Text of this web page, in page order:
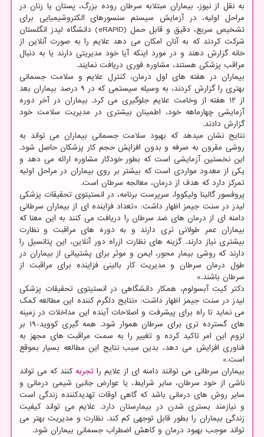
به نقل از نیوز، بیماران مبتلابه سرطان روده بزرگ، پستان یا زنان در
مراحل اولیه، در آزمایش سیستم سنسورهای الکتروشیمیایی برای
تشخیص سریع، دقیق و قابل حمل (eRAPID) دانشگاه لیدز انگلستان
شرکت کردند که به آنان امکان می دهد علایم را به صورت آنلاین از
خانه گزارش دهند و در مورد اینکه آیا خود مدیریتی دارند یا به دنبال
مراقب پزشکی هستند، مشاوره فوری دریافت نمایند.
بیماران در هفته های اول درمان، کنترل علایم و سلامت جسمانی
بهتری را گزارش کردند، به وسیله سیستمی که در ۹ درصد بیماران بعد
از ۱۲ هفته از وخامت علایم جلوگیری می کرد. بیماران در آخر دوره
آزمایشی چهارماهه خود، اطمینان بیشتری در مدیریت سلامت خود
گزارش دادند.
نتایج نشان میدهد که بهبود سلامت جسمانی بیماران می تواند به
روشی مقرون به صرفه و بدون افزایش حجم کار پزشکان حاصل شود.
این نخستین آزمایشی است که بطور خودکار مشاوره ارائه می دهد و
یکی از معدود مواردی است که بیشتر بر روی بیماران در مراحل اولیه
تمرکز دارد که هدف از درمان، معالجه سرطان است.
پروفسور گالینا ولیکووا، سرپرست برنامه، در انستیتوی تحقیقات پزشکی
لیدز در سنت جیمز اظهار داشت: «تعداد فزاینده ای از بیماران سرطانی
دامنه ای از درمان های ضد سرطان را دریافت می کنند به این معنا که
بیماران عمر طولانی تری دارند و به دوره های مراقبت و نظارت
بیشتری نیاز دارند. گزینه های نظارت ازراه دور آنلاین، این پتانسیل را
دارند که روشی بیمار محور، ایمن و موثر برای پشتیبانی از بیماران در
طول درمان سرطان و مدیریت کار بالینی فزاینده برای مراقبت از
سرطان باشند.»
دکتر کیت آبسولوم، همکار دانشگاهی در انستیتوی تحقیقات پزشکی
لیدز در سنت جیمز اظهار داشت: «نتایج دلگرم کننده این مطالعه کمک
می نماید تا راه برای پیشرفت و اصلاحات آینده این مداخلات در زمینه
های گسترده تری برای سرطان هموار شود. همه گیری کووید-۱۹ بر
لزوم این امر تاکید کرده و تغییر را به سمت مراقبت های مجهز به
فناوری افزایش می دهد، بدین سبب نتایج این مطالعه بسیار بموقع
است.»
بیماران سرطانی می توانند دامنه ای از علایم را تجربه کنند که می تواند
ناشی از خود سرطان، سایر شرایط، یا عوارض جانبی شیمی درمانی و
سایر روش های درمانی باشد که گاهی اوقات تهدیدکننده زندگی است
و نیازمند بستری شدن در بیمارستان دارد. علایم می تواند کیفیت
زندگی بیماران را بطور قابل توجهی کم کند. نظارت و مدیریت بهتر می
تواند موجب بهبود درمان و کاهش اضطراب جسمانی بیماران شود.